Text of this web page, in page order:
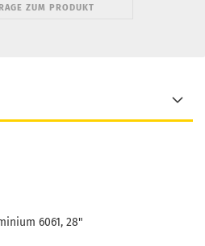
ZUM PRODUKT
6061, 28"